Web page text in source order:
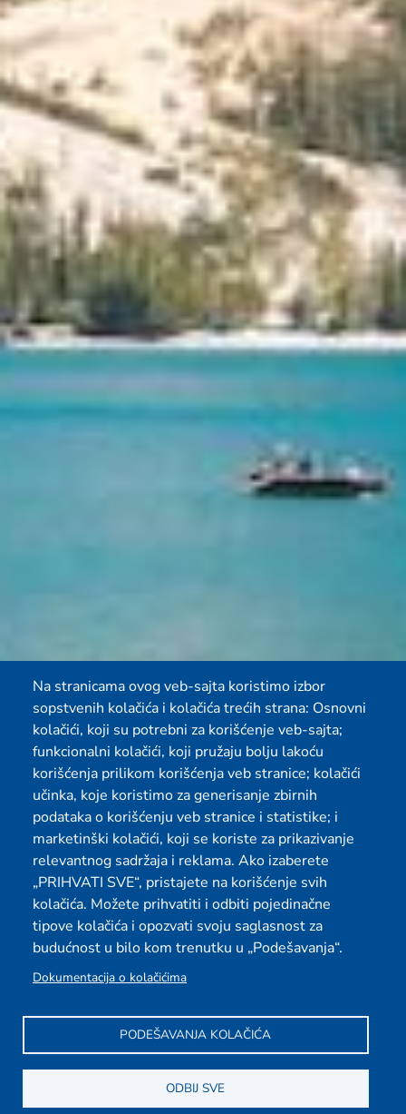
Na stranicama ovog veb-sajta koristimo izbor
sopstvenih kolačića i kolačića trećih strana: Osnovni
kolačići, koji su potrebni za korišćenje veb-sajta;
funkcionalni kolačići, koji pružaju bolju lakoću
korišćenja prilikom korišćenja veb stranice; kolačići
učinka, koje koristimo za generisanje zbirnih
podataka o korišćenju veb stranice i statistike; i
marketinški kolačići, koji se koriste za prikazivanje
relevantnog sadržaja i reklama. Ako izaberete
„PRIHVATI SVE“, pristajete na korišćenje svih
kolačića. Možete prihvatiti i odbiti pojedinačne
tipove kolačića i opozvati svoju saglasnost za
budućnost u bilo kom trenutku u „Podešavanja“.
Dokumentacija o kolačićima
PODEŠAVANJA KOLAČIĆA
ODBIJ SVE